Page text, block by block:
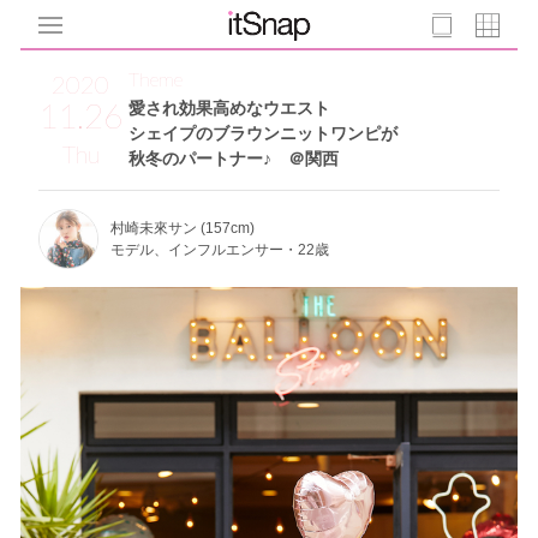
11.26
Thu
愛され効果高めなウエスト
シェイプのブラウンニットワンピが
秋冬のパートナー♪ ＠関西
Theme
村崎未來サン (157cm)
モデル、インフルエンサー・22歳